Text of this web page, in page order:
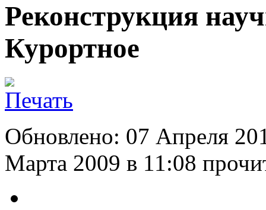
Реконструкция
Курортное
Обновлено: 07 Апреля
Марта 2009 в 11:08